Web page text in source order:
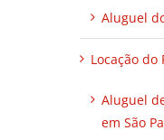
Aluguel
Locação do
Aluguel
em São